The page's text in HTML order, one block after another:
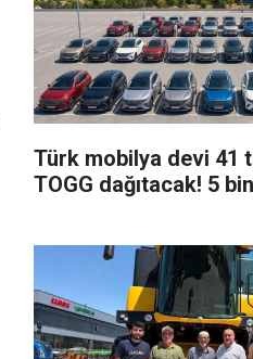
Türk mobilya devi 41
TOGG dağıtacak! 5